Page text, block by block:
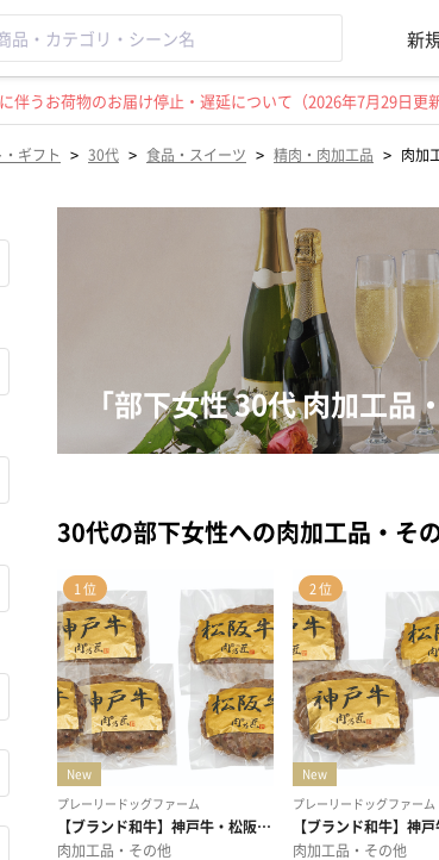
新
伴うお荷物のお届け停止・遅延について（2026年7月29日更新
ギフト > 30代 > 食品・スイーツ > 精肉・肉加工品 > 肉加
「部下女性 30代 肉加工
30代の部下女性への肉加工品・そ